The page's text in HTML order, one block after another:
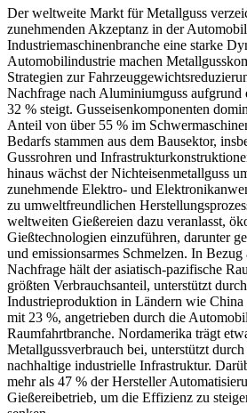
Der weltweite Markt für Metallguss
zunehmenden Akzeptanz in der
Industriemaschinenbranche eine starke
Automobilindustrie machen
Strategien zur
Nachfrage nach Aluminiumguss aufgrund
32 % steigt. Gusseisenkomponenten
Anteil von über 55 % im
Bedarfs stammen aus dem Bausektor,
Gussrohren und
hinaus wächst der Nichteisenmetallguss
zunehmende Elektro- und
zu umweltfreundlichen
weltweiten Gießereien dazu veranlasst,
Gießtechnologien einzuführen, darunter
und emissionsarmes Schmelzen. In
Nachfrage hält der asiatisch-pazifische
größten Verbrauchsanteil, unterstützt
Industrieproduktion in Ländern wie
mit 23 %, angetrieben durch die
Raumfahrtbranche. Nordamerika trägt
Metallgussverbrauch bei, unterstützt
nachhaltige industrielle Infrastruktur.
mehr als 47 % der Hersteller
Gießereibetrieb, um die Effizienz zu